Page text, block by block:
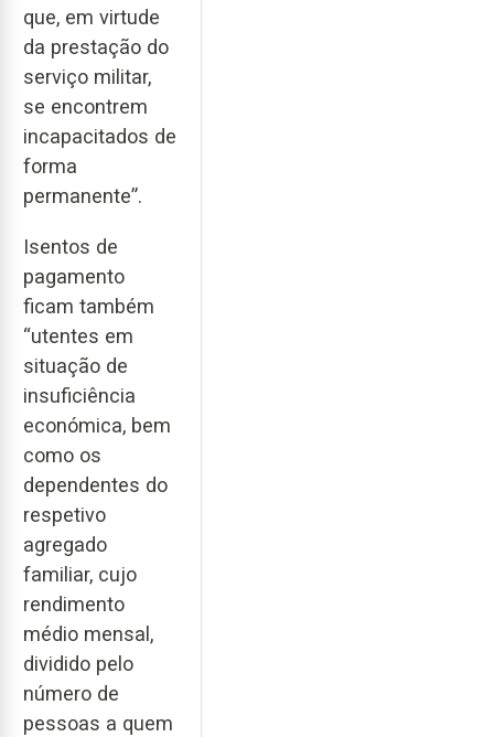
que, em virtude
da prestação do
serviço militar,
se encontrem
incapacitados de
forma
permanente”.
Isentos de
pagamento
ficam também
“utentes em
situação de
insuficiência
económica, bem
como os
dependentes do
respetivo
agregado
familiar, cujo
rendimento
médio mensal,
dividido pelo
número de
pessoas a quem